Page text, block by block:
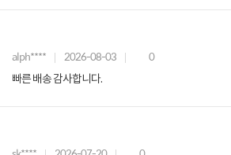
alph**** 2026-08-03 0
빠른 배송 감사합니다.